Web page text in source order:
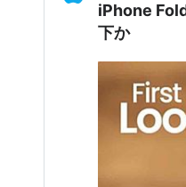
iPhone
下か